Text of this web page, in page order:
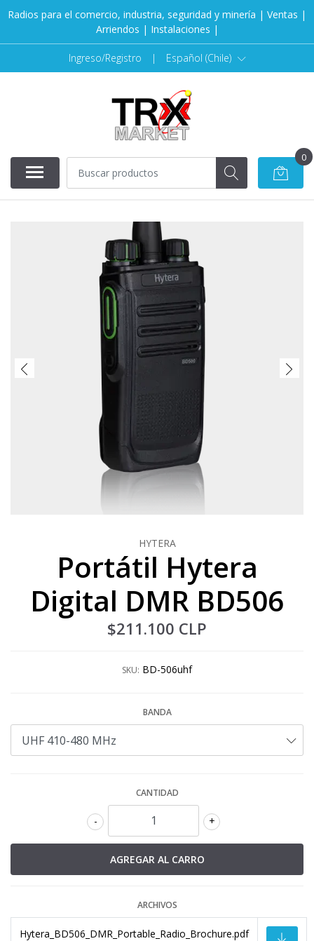
Radios para el comercio, industria, seguridad y minería | Ventas |
Arriendos | Instalaciones |
Ingreso/Registro | Español (Chile)
0
HYTERA
Portátil Hytera
Digital DMR BD506
$211.100 CLP
SKU: BD-506uhf
BANDA
CANTIDAD
+
-
ARCHIVOS
Hytera_BD506_DMR_Portable_Radio_Brochure.pdf